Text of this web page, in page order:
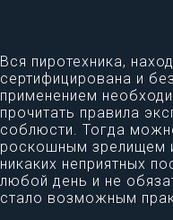
Вся пиротехника,
сертифицирована и
применением
прочитать правила
соблюсти. Тогда
роскошным зрелищем
никаких неприятных
любой день и не
стало возможным